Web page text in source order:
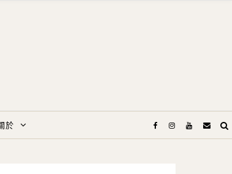
於